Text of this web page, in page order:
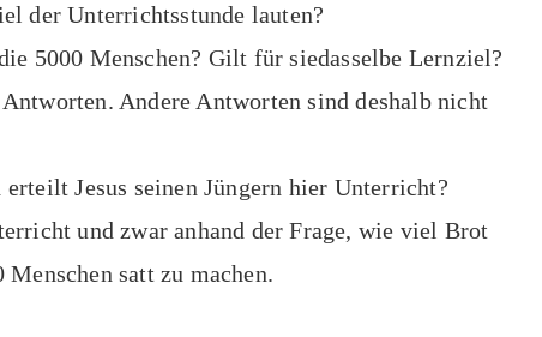
der Unterrichtsstunde lauten?
5000 Menschen? Gilt für siedasselbe Lernziel?
Andere Antworten sind deshalb nicht
Jesus seinen Jüngern hier Unterricht?
und zwar anhand der Frage, wie viel Brot
satt zu machen.